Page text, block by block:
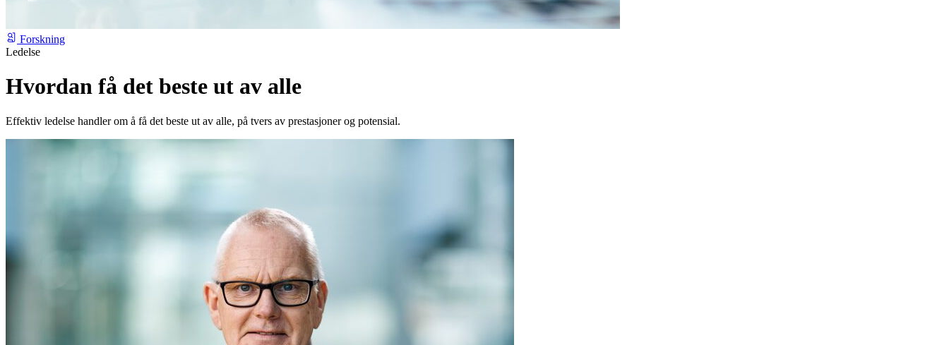
Forskning
Ledelse
Hvordan få det beste ut av alle
Effektiv ledelse handler om å få det beste ut av alle, på tvers av prestasjoner og potensial.